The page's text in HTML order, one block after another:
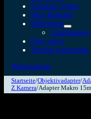
Fotodiox Video
Blog Beiträge
Hilfeseiten
Anleitungen
Über mich
Vertrag widerrufen
Wissensbasis
Startseite/Objektivadapter/
Z Kamera/Adapter Makro